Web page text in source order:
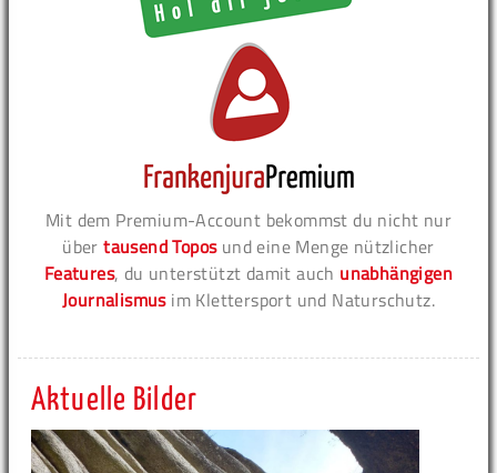
Mit dem Premium-Account bekommst du nicht nur
übertausend Toposund eine Menge nützlicher
Features, du unterstützt damit auch unabhängigen
Journalismusim Klettersport und Naturschutz.
Aktuelle Bilder